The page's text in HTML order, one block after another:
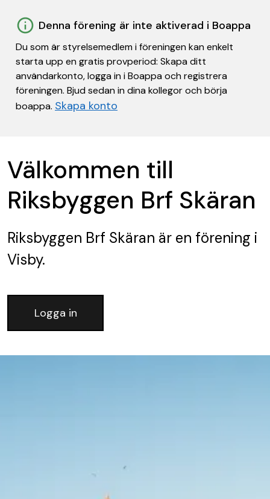
Denna förening är inte aktiverad i Boappa
Du som är styrelsemedlem i föreningen kan enkelt
starta upp en gratis provperiod: Skapa ditt
användarkonto, logga in i Boappa och registrera
föreningen. Bjud sedan in dina kollegor och börja
boappa. Skapa konto
Välkommen till
Riksbyggen Brf Skäran
Riksbyggen Brf Skäran är en förening i
Visby.
Logga in